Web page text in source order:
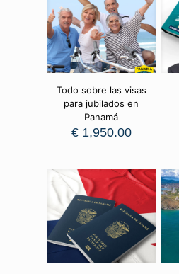
Todo sobre las visas
para jubilados en
Panamá
€1,950.00